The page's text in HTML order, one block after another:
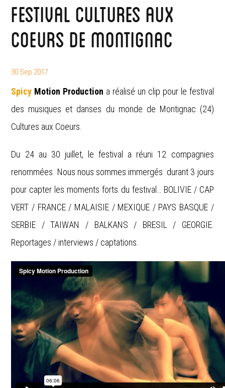
Festival Cultures aux
Coeurs de Montignac
30 Sep 2017
Spicy Motion Production a réalisé un clip pour le festival
des musiques et danses du monde de Montignac (24)
Cultures aux Coeurs.
Du 24 au 30 juillet, le festival a réuni 12 compagnies
renommées. Nous nous sommes immergés durant 3 jours
pour capter les moments forts du festival… BOLIVIE / CAP
VERT / FRANCE / MALAISIE / MEXIQUE / PAYS BASQUE /
SERBIE / TAIWAN / BALKANS / BRESIL / GEORGIE.
Reportages / interviews / captations.